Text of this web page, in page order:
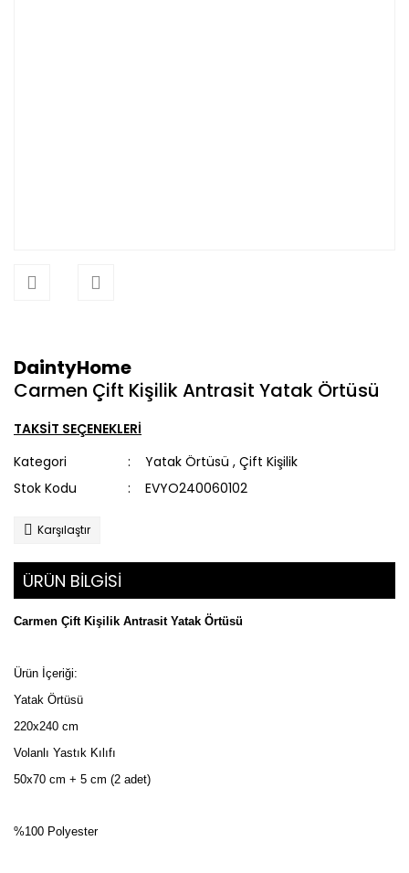
DaintyHome
Carmen Çift Kişilik Antrasit Yatak Örtüsü
TAKSİT SEÇENEKLERİ
Kategori
Yatak Örtüsü ,Çift Kişilik
Stok Kodu
EVYO240060102
Karşılaştır
ÜRÜN BİLGİSİ
Carmen Çift Kişilik Antrasit Yatak Örtüsü
Ürün İçeriği:
Yatak Örtüsü
220x240 cm
Volanlı Yastık Kılıfı
50x70 cm + 5 cm (2 adet)
%100 Polyester